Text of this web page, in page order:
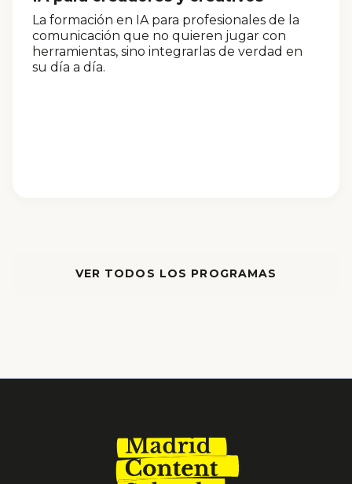
La formación en IA para profesionales de la
comunicación que no quieren jugar con
herramientas, sino integrarlas de verdad en
su día a día.
VER TODOS LOS PROGRAMAS